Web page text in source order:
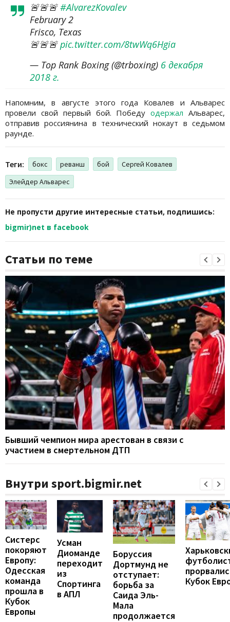
🚨🚨🚨#AlvarezKovalev
February 2
Frisco, Texas
🚨🚨🚨pic.twitter.com/8twWq6Hgia
— Top Rank Boxing (@trboxing) 6 декабря
2018 г.
Напомним, в августе этого года Ковалев и Альварес
провели свой первый бой. Победуодержал Альварес,
отправив россиянина в технический нокаут в седьмом
раунде.
Теги: бокс реванш бой
Сергей Ковалев
Элейдер Альварес
Не пропусти другие интересные статьи, подпишись:
bigmir)net в facebook
Статьи по теме
Бывший чемпион мира арестован в связи с
участием в смертельном ДТП
Внутри sport.bigmir.net
Систерс
покоряют
Европу:
Одесская
команда
прошла в
Кубок
Европы
Усман
Диоманде
переходит
из
Спортинга
в АПЛ
Боруссия
Дортмунд не
отступает:
борьба за
Саида Эль-
Мала
продолжается
Кубок